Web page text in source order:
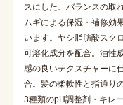
スにした、バランスの取
ムギによる保湿・補修効
います。ヤシ脂肪酸スク
可溶化成分を配合。油性
感の良いテクスチャーに
合。髪の柔軟性と指通り
3種類のpH調整剤・キレ